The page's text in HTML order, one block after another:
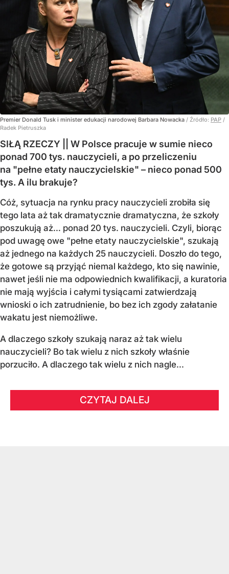
Premier Donald Tusk i minister edukacji narodowej Barbara Nowacka / Źródło: PAP /
Radek Pietruszka
SIŁĄ RZECZY || W Polsce pracuje w sumie nieco
ponad 700 tys. nauczycieli, a po przeliczeniu
na "pełne etaty nauczycielskie" – nieco ponad 500
tys. A ilu brakuje?
Cóż, sytuacja na rynku pracy nauczycieli zrobiła się
tego lata aż tak dramatycznie dramatyczna, że szkoły
poszukują aż… ponad 20 tys. nauczycieli. Czyli, biorąc
pod uwagę owe "pełne etaty nauczycielskie", szukają
aż jednego na każdych 25 nauczycieli. Doszło do tego,
że gotowe są przyjąć niemal każdego, kto się nawinie,
nawet jeśli nie ma odpowiednich kwalifikacji, a kuratoria
nie mają wyjścia i całymi tysiącami zatwierdzają
wnioski o ich zatrudnienie, bo bez ich zgody załatanie
wakatu jest niemożliwe.
A dlaczego szkoły szukają naraz aż tak wielu
nauczycieli? Bo tak wielu z nich szkoły właśnie
porzuciło. A dlaczego tak wielu z nich nagle...
CZYTAJ DALEJ